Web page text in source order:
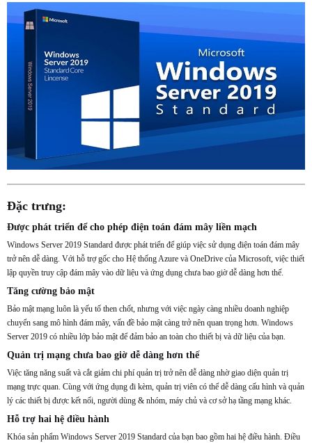
Đặc trưng:
Được phát triển để cho phép điện toán đám mây liền mạch
Windows Server 2019 Standard được phát triển để giúp việc sử dụng điện toán đám mây
trở nên dễ dàng. Với hỗ trợ gốc cho Hệ thống Azure và OneDrive của Microsoft, việc thiết
lập quyền truy cập đám mây vào dữ liệu và ứng dụng chưa bao giờ dễ dàng hơn thế.
Tăng cường bảo mật
Bảo mật mạng luôn là yếu tố then chốt, nhưng với việc ngày càng nhiều doanh nghiệp
chuyển sang mô hình đám mây, vấn đề bảo mật càng trở nên quan trọng hơn. Windows
Server 2019 có nhiều lớp bảo mật để đảm bảo an toàn cho thiết bị và dữ liệu của bạn.
Quản trị mạng chưa bao giờ dễ dàng hơn thế
Việc tăng năng suất và cắt giảm chi phí quản trị trở nên dễ dàng nhờ giao diện quản trị
mạng trực quan. Cùng với ứng dụng đi kèm, quản trị viên có thể dễ dàng cấu hình và quản
lý các thiết bị được kết nối, người dùng & nhóm, máy chủ và cơ sở hạ tầng mạng khác.
Hỗ trợ hai hệ điều hành
Khóa sản phẩm Windows Server 2019 Standard của bạn bao gồm hai hệ điều hành. Điều